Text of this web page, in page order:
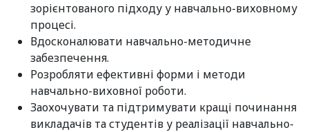
зорієнтованого підходу у навчально-виховному
процесі.
Вдосконалювати навчально-методичне
забезпечення.
Розробляти ефективні форми і методи
навчально-виховної роботи.
Заохочувати та підтримувати кращі починання
викладачів та студентів у реалізації навчально-